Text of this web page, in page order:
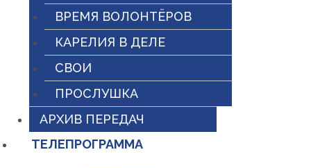
ВРЕМЯ ВОЛОНТЁРОВ
КАРЕЛИЯ В ДЕЛЕ
СВОИ
ПРОСЛУШКА
АРХИВ ПЕРЕДАЧ
ТЕЛЕПРОГРАММА